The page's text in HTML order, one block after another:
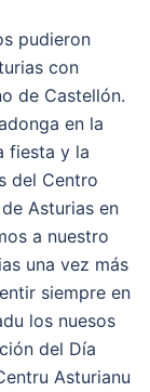
pudieron
con
de Castellón.
en la
fiesta y la
del Centro
Asturias en
a nuestro
una vez más
siempre en
los nuesos
del Día
Asturianu